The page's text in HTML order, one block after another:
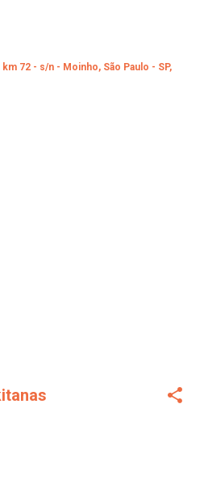
72 - s/n - Moinho, São Paulo - SP,